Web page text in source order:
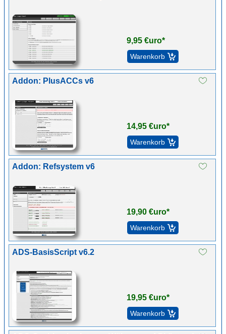
9,95 €uro*
Addon: PlusACCs v6
14,95 €uro*
Addon: Refsystem v6
19,90 €uro*
ADS-BasisScript v6.2
19,95 €uro*